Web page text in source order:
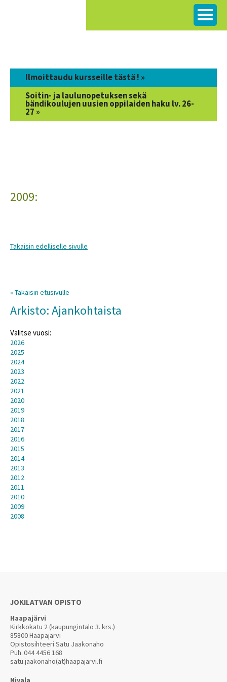
Ilmoittaudu kursseille tästä ! »
Soitin- ja laulunopetuksen sekä
bändikoulujen uusien oppilaiden haku lv. 26-
27 »
2009:
Takaisin edelliselle sivulle
« Takaisin etusivulle
Arkisto: Ajankohtaista
Valitse vuosi:
2026
2025
2024
2023
2022
2021
2020
2019
2018
2017
2016
2015
2014
2013
2012
2011
2010
2009
2008
JOKILATVAN OPISTO
Haapajärvi
Kirkkokatu 2 (kaupungintalo 3. krs.)
85800 Haapajärvi
Opistosihteeri Satu Jaakonaho
Puh.044 4456 168
satu.jaakonaho(at)haapajarvi.fi
Nivala